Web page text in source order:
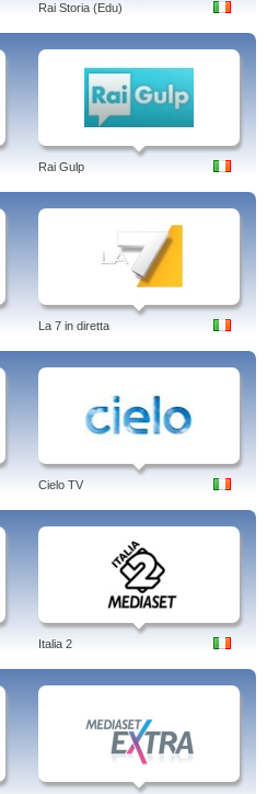
Rai Storia (Edu)
Rai Gulp
La 7 in diretta
Cielo TV
Italia 2